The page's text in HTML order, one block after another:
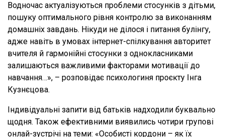
Водночас актуалізуються проблеми стосунків з дітьми,
пошуку оптимального рівня контролю за виконанням
домашніх завдань. Нікуди не ділося і питання булінгу,
адже навіть в умовах інтернет-спілкування авторитет
вчителя й гармонійні стосунки з однокласниками
залишаються важливими факторами мотивації до
навчання…», – розповідає психологиня проєкту Інга
Кузнєцова.
Індивідуальні запити від батьків надходили буквально
щодня. Також ефективними виявились чотири групові
онлай-зустрічі на теми: «Особисті кордони – як їх